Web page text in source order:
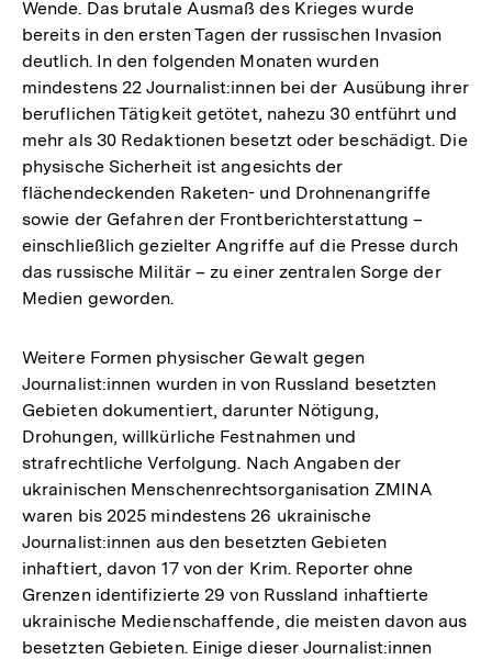
Wende. Das brutale Ausmaß des Krieges wurde
bereits in den ersten Tagen der russischen Invasion
deutlich. In den folgenden Monaten wurden
mindestens 22 Journalist:innen bei der Ausübung ihrer
beruflichen Tätigkeit getötet, nahezu 30 entführt und
mehr als 30 Redaktionen besetzt oder beschädigt. Die
physische Sicherheit ist angesichts der
flächendeckenden Raketen- und Drohnenangriffe
sowie der Gefahren der Frontberichterstattung –
einschließlich gezielter Angriffe auf die Presse durch
das russische Militär – zu einer zentralen Sorge der
Medien geworden.
Weitere Formen physischer Gewalt gegen
Journalist:innen wurden in von Russland besetzten
Gebieten dokumentiert, darunter Nötigung,
Drohungen, willkürliche Festnahmen und
strafrechtliche Verfolgung. Nach Angaben der
ukrainischen Menschenrechtsorganisation ZMINA
waren bis 2025 mindestens 26 ukrainische
Journalist:innen aus den besetzten Gebieten
inhaftiert, davon 17 von der Krim. Reporter ohne
Grenzen identifizierte 29 von Russland inhaftierte
ukrainische Medienschaffende, die meisten davon aus
besetzten Gebieten. Einige dieser Journalist:innen